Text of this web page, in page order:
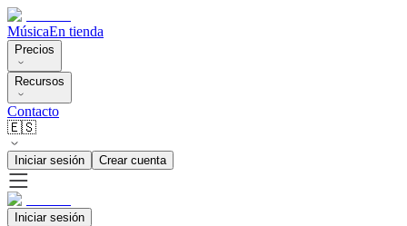
MúsicaEn tienda
Precios
Recursos
Contacto
🇪🇸
Iniciar sesión Crear cuenta
Iniciar sesión